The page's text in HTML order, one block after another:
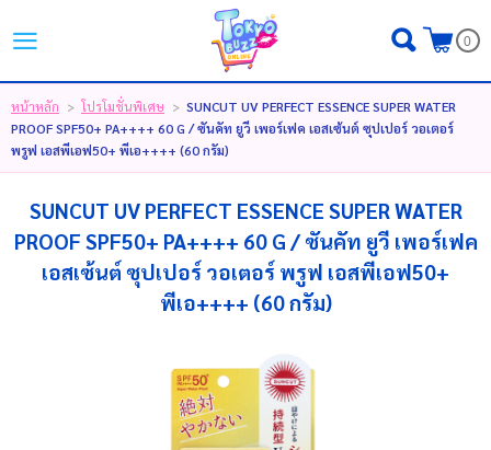
English | 日本語
LOGIN REGISTER
MY WISHLIST( 0 )
หน้าหลัก
ขั้นตอนการสั่งซื้อ
0
หน้าหลัก > โปรโมชั่นพิเศษ > SUNCUT UV PERFECT ESSENCE SUPER WATER
PROOF SPF50+ PA++++ 60 G / ซันคัท ยูวี เพอร์เฟค เอสเซ้นต์ ซุปเปอร์ วอเตอร์
พรูฟ เอสพีเอฟ50+ พีเอ++++ (60 กรัม)
SUNCUT UV PERFECT ESSENCE SUPER WATER
PROOF SPF50+ PA++++ 60 G / ซันคัท ยูวี เพอร์เฟค
เอสเซ้นต์ ซุปเปอร์ วอเตอร์ พรูฟ เอสพีเอฟ50+
พีเอ++++ (60 กรัม)